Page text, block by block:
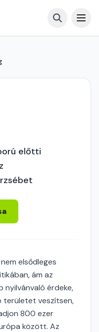
előtti
elsődleges
ám az
nyilvánvaló érdeke,
területet veszítsen,
800 ezer
között. Az